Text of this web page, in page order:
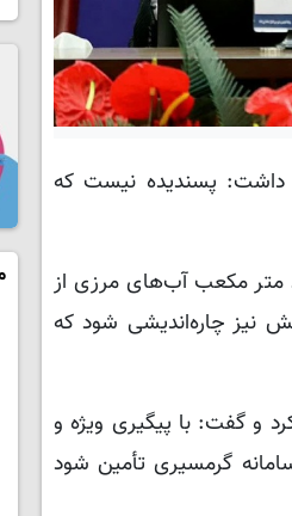
داشت: پسندیده نیست که
متر مکعب آب‌های مرزی از
نیز چاره‌اندیشی شود که
تومان هزینه انتقاد کرد و گفت: با پیگیری ویژه و
۱۸ هزار هکتار پیش‌بینی شده سامانه گرمسیری تأمین شود